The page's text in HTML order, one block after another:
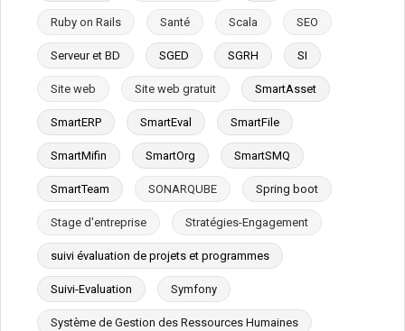
Ruby on Rails Santé Scala SEO
Serveur et BD SGED SGRH SI
Site web Site web gratuit SmartAsset
SmartERP SmartEval SmartFile
SmartMifin SmartOrg SmartSMQ
SmartTeam SONARQUBE Spring boot
Stage d'entreprise Stratégies-Engagement
suivi évaluation de projets et programmes
Suivi-Evaluation Symfony
Système de Gestion des Ressources Humaines